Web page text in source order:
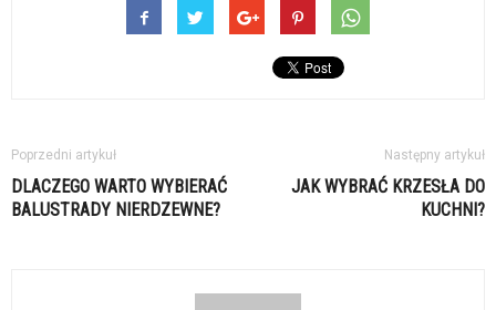
Poprzedni artykuł
DLACZEGO WARTO WYBIERAĆ
BALUSTRADY NIERDZEWNE?
Następny artykuł
JAK WYBRAĆ KRZESŁA DO
KUCHNI?